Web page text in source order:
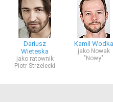
Dariusz
Wieteska
jako ratownik
Piotr Strzelecki
Kamil Wodka
jako Nowak
"Nowy"